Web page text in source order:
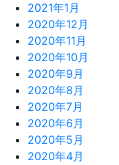
2021年1月
2020年12月
2020年11月
2020年10月
2020年9月
2020年8月
2020年7月
2020年6月
2020年5月
2020年4月